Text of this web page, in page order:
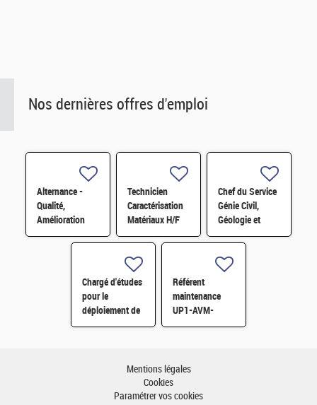
Nos dernières offres d'emploi
Alternance -
Qualité,
Amélioration
continue et
satisfaction
Technicien
Caractérisation
Matériaux H/F
Chef du Service
Génie Civil,
Géologie et
Géotechnique
(S3G) H/F
Chargé d'études
pour le
déploiement de
l'économie
Référent
maintenance
UP1-AVM-
IECDA H/F
Mentions légales
Cookies
Paramétrer vos cookies